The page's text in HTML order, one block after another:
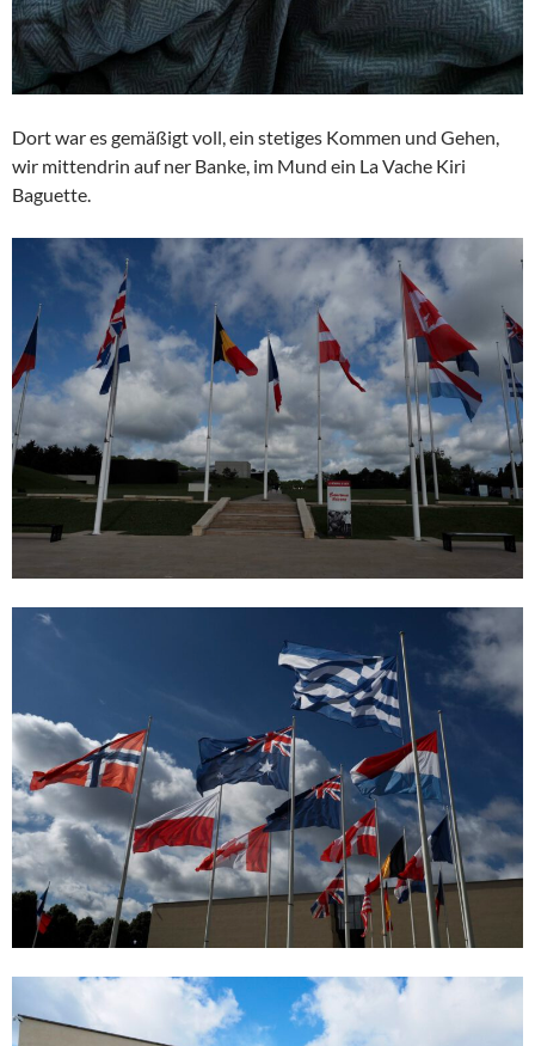
Dort war es gemäßigt voll, ein stetiges Kommen und Gehen,
wir mittendrin auf ner Banke, im Mund ein La Vache Kiri
Baguette.